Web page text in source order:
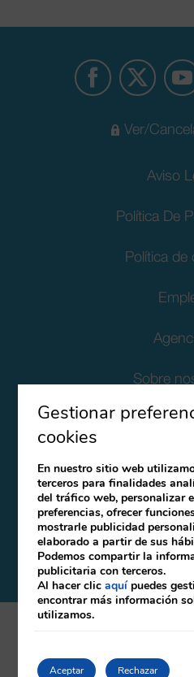
Ver/
Aviso
Política De
Política de
Sobre
Responsabilidad
Protección de
Términos y
Canal
Gestionar
cookies
En nuestro sitio web
terceros para finalidades
del tráfico web, personalizar
preferencias, ofrecer
mostrarle publicidad
elaborado a partir de sus
Podemos compartir la
publicitaria con terceros.
Al hacer clicaquípuedes
encontrar más información
utilizamos.
Aceptar Rechazar